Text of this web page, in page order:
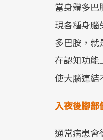
當身體多巴
現各種身腦
多巴胺，就
在認知功能
使大腦連結
入夜後腳
通常病患會